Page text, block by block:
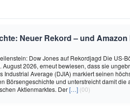
Neuer Rekord – und
Dow Jones auf Rekordjagd Die US-
August 2026, erneut bewiesen, dass sie
Industrial Average (DJIA) markiert seinen
Börsengeschichte und unterstreicht damit die
Aktienmarktes. Der[…] (00)